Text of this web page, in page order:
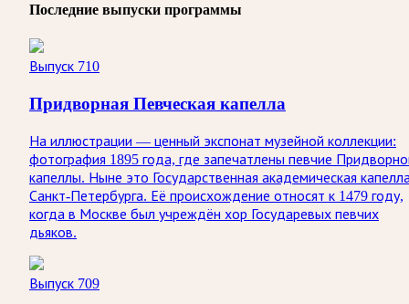
Последние выпуски программы
Выпуск 710
Придворная Певческая капелла
На иллюстрации — ценный экспонат музейной коллекции:
фотография 1895 года, где запечатлены певчие
капеллы. Ныне это Государственная академическая
Санкт‑Петербурга. Её происхождение относят к 1479 году,
когда в Москве был учреждён хор Государевых певчих
дьяков.
Выпуск 709